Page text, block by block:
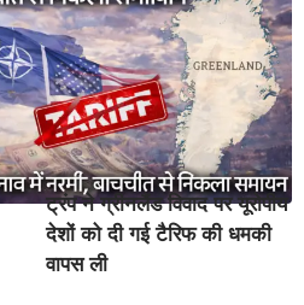
ट्रंप ने ग्रीनलैंड विवाद पर यूरोपीय
देशों को दी गई टैरिफ की धमकी
वापस ली